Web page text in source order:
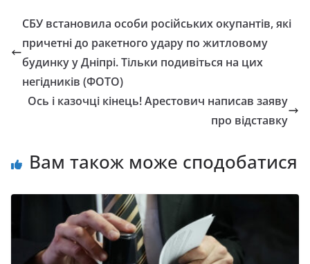
СБУ встановила особи російських окупантів, які
причетні до ракетного удару по житловому
будинку у Дніпрі. Тільки подивіться на цих
негідників (ФОТО)
Ось і казочці кінець! Арестович написав заяву
про відставку
Вам також може сподобатися